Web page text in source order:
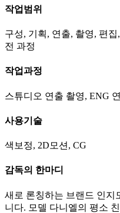
작업범위
구성, 기획, 연출, 촬영, 편
전 과정
작업과정
스튜디오 연출 촬영, ENG
사용기술
색보정, 2D모션, CG
감독의 한마디
새로 론칭하는 브랜드 인지
니다. 모델 다니엘의 평소